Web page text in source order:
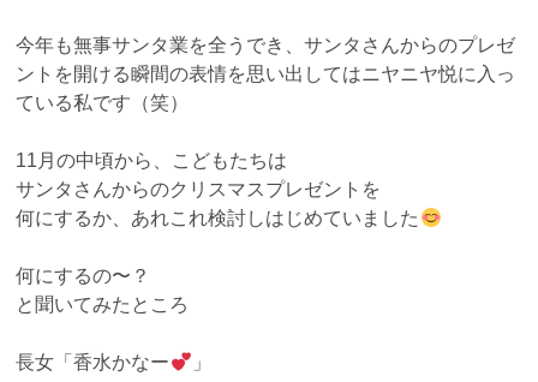
今年も無事サンタ業を全うでき、サンタさんからのプレゼ
ントを開ける瞬間の表情を思い出してはニヤニヤ悦に入っ
ている私です（笑）
11月の中頃から、こどもたちは
サンタさんからのクリスマスプレゼントを
何にするか、あれこれ検討しはじめていました
何にするの〜？
と聞いてみたところ
長女「香水かなー 」